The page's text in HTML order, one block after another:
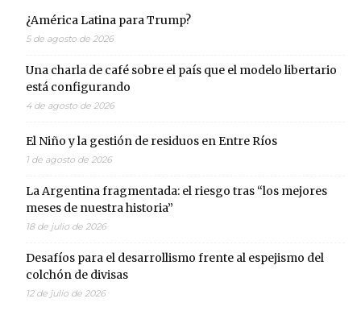
¿América Latina para Trump?
5 de agosto de 2026
Una charla de café sobre el país que el modelo libertario
está configurando
4 de agosto de 2026
El Niño y la gestión de residuos en Entre Ríos
1 de agosto de 2026
La Argentina fragmentada: el riesgo tras “los mejores
meses de nuestra historia”
18 de julio de 2026
Desafíos para el desarrollismo frente al espejismo del
colchón de divisas
12 de julio de 2026